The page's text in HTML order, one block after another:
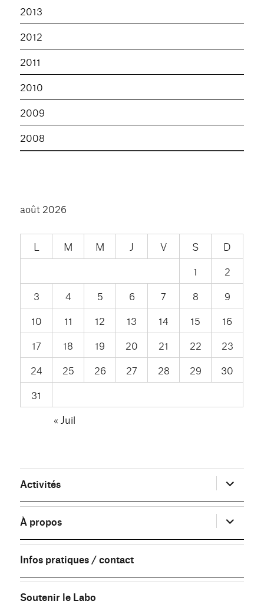
2013
2012
2011
2010
2009
2008
août 2026
L M M J V S
D
1
2
3
4 5 6 7 8
9
10
11 12 13 14 15
16
17
18 19 20 21 22
23
24
25 26 27 28 29
30
31
« Juil
Activités ouvrir
le
sous-
menu
À propos
ouvrir
le
sous-
menu
Infos pratiques / contact
Soutenir le Labo